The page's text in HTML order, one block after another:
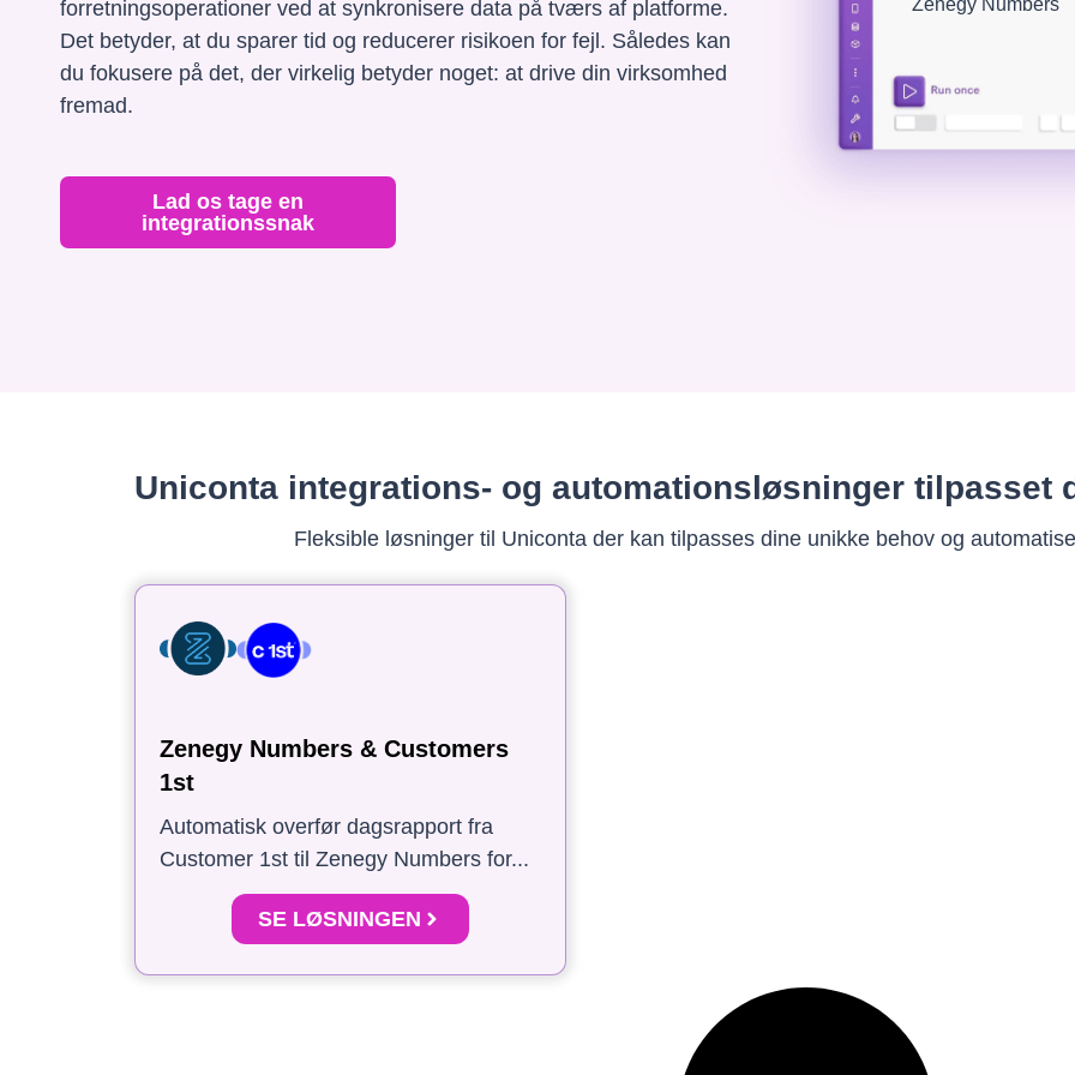
forretningsoperationer ved at synkronisere data på tværs af platforme.
Det betyder, at du sparer tid og reducerer risikoen for fejl. Således kan
du fokusere på det, der virkelig betyder noget: at drive din virksomhed
fremad.
Lad os tage en
integrationssnak
Uniconta integrations- og automationsløsninger tilpasset
Fleksible løsninger til Uniconta der kan tilpasses dine unikke behov og
Zenegy Numbers & Customers
1st
Automatisk overfør dagsrapport fra
Customer 1st til Zenegy Numbers for...
SE LØSNINGEN